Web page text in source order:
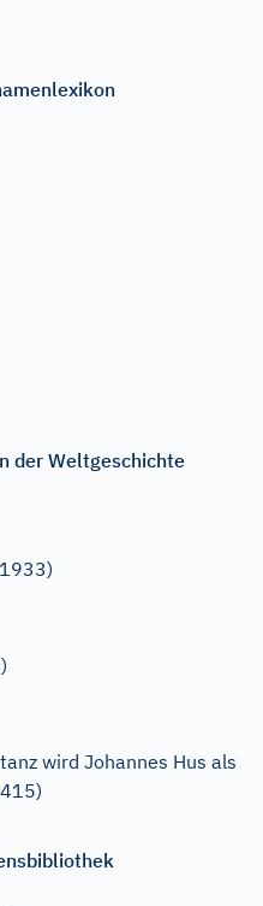
der Weltgeschichte
wird Johannes Hus als